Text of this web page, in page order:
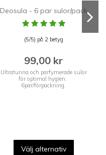
Deosula - 6 par sulor/pack
(5/5) på 2 betyg
99,00 kr
Ultratunna och parfymerade sulor
för optimal hygien.
6par/förpackning.
Välj alternativ